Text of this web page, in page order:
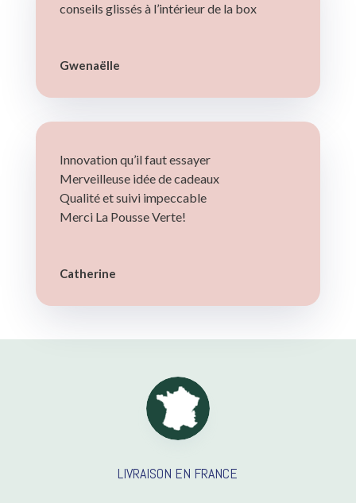
conseils glissés à l’intérieur de la box
Gwenaëlle
Innovation qu’il faut essayer
Merveilleuse idée de cadeaux
Qualité et suivi impeccable
Merci La Pousse Verte!
Catherine
LIVRAISON EN FRANCE